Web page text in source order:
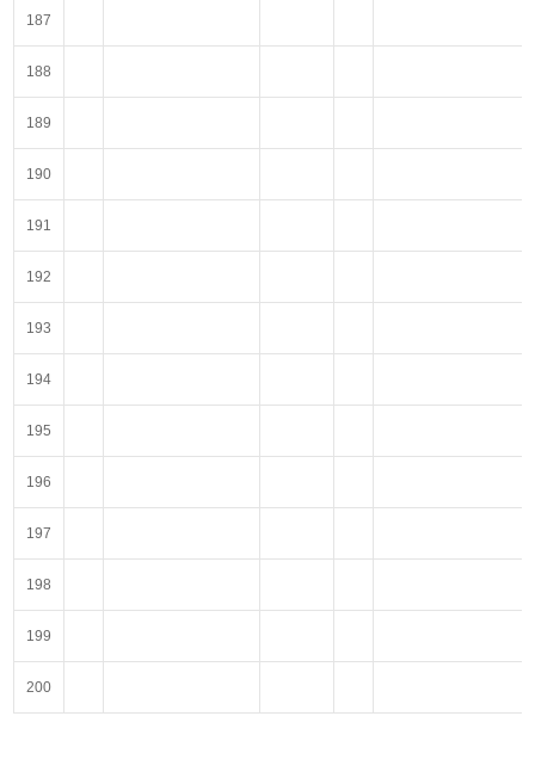
187
188
189
190
191
192
193
194
195
196
197
198
199
200